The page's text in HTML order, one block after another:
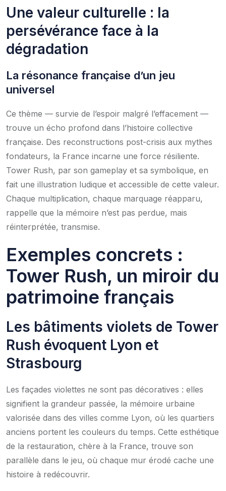
Une valeur culturelle : la
persévérance face à la
dégradation
La résonance française d’un jeu
universel
Ce thème — survie de l’espoir malgré l’effacement —
trouve un écho profond dans l’histoire collective
française. Des reconstructions post-crisis aux mythes
fondateurs, la France incarne une force résiliente.
Tower Rush, par son gameplay et sa symbolique, en
fait une illustration ludique et accessible de cette valeur.
Chaque multiplication, chaque marquage réapparu,
rappelle que la mémoire n’est pas perdue, mais
réinterprétée, transmise.
Exemples concrets :
Tower Rush, un miroir du
patrimoine français
Les bâtiments violets de Tower
Rush évoquent Lyon et
Strasbourg
Les façades violettes ne sont pas décoratives : elles
signifient la grandeur passée, la mémoire urbaine
valorisée dans des villes comme Lyon, où les quartiers
anciens portent les couleurs du temps. Cette esthétique
de la restauration, chère à la France, trouve son
parallèle dans le jeu, où chaque mur érodé cache une
histoire à redécouvrir.